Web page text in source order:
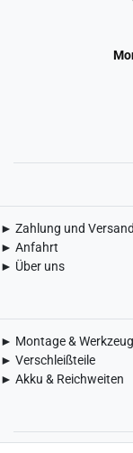
► Zahlung und Versand
► Anfahrt
► Über uns
► Montage & Werkzeug
► Verschleißteile
► Akku & Reichweiten